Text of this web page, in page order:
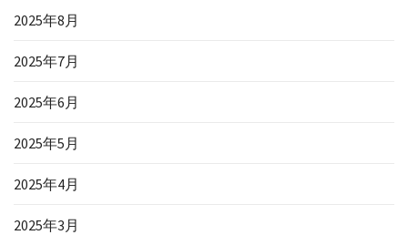
2025年8月
2025年7月
2025年6月
2025年5月
2025年4月
2025年3月